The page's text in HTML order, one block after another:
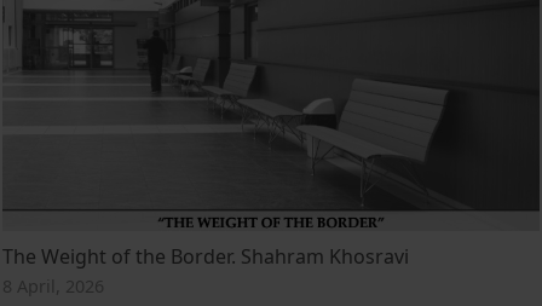
The Weight of the Border. Shahram Khosravi
8 April, 2026